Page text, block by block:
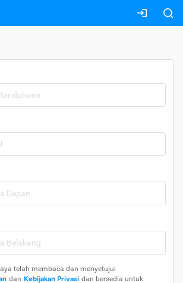
telah membaca dan menyetujui
dan Kebijakan Privasi dan bersedia untuk